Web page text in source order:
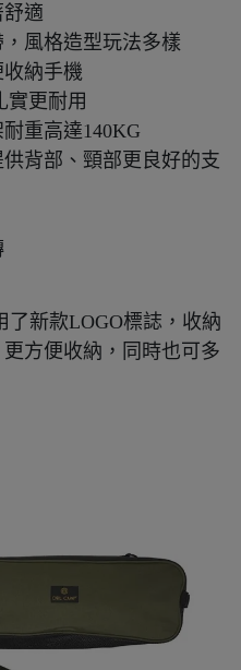
適
風格造型玩法多樣
納手機
實更耐用
重高達140KG
背部、頸部更良好的支
新款LOGO標誌，收納
方便收納，同時也可多